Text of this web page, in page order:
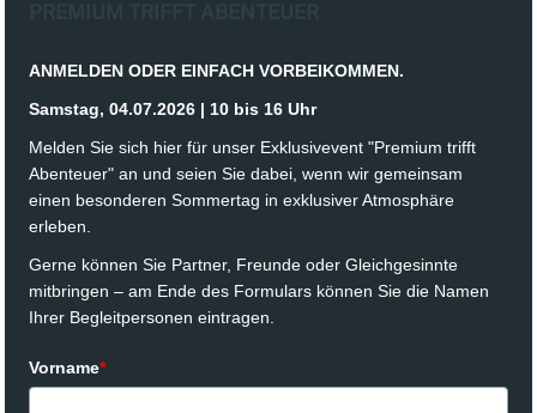
ANMELDEN ODER EINFACH VORBEIKOMMEN.
Samstag, 04.07.2026 | 10 bis 16 Uhr
Melden Sie sich hier für unser Exklusivevent "Premium trifft
Abenteuer" an und seien Sie dabei, wenn wir gemeinsam
einen besonderen Sommertag in exklusiver Atmosphäre
erleben.
Gerne können Sie Partner, Freunde oder Gleichgesinnte
mitbringen – am Ende des Formulars können Sie die Namen
Ihrer Begleitpersonen eintragen.
Vorname*